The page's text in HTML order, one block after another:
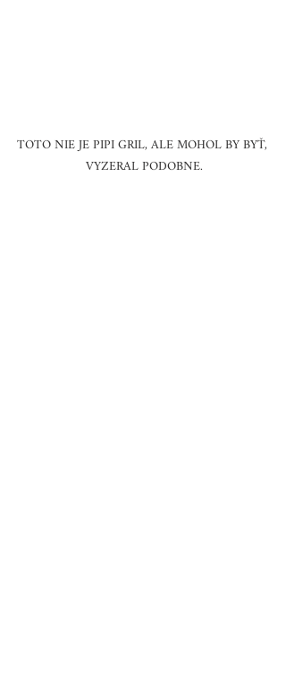
TOTO NIE JE PIPI GRIL, ALE MOHOL BY BYŤ,
VYZERAL PODOBNE.